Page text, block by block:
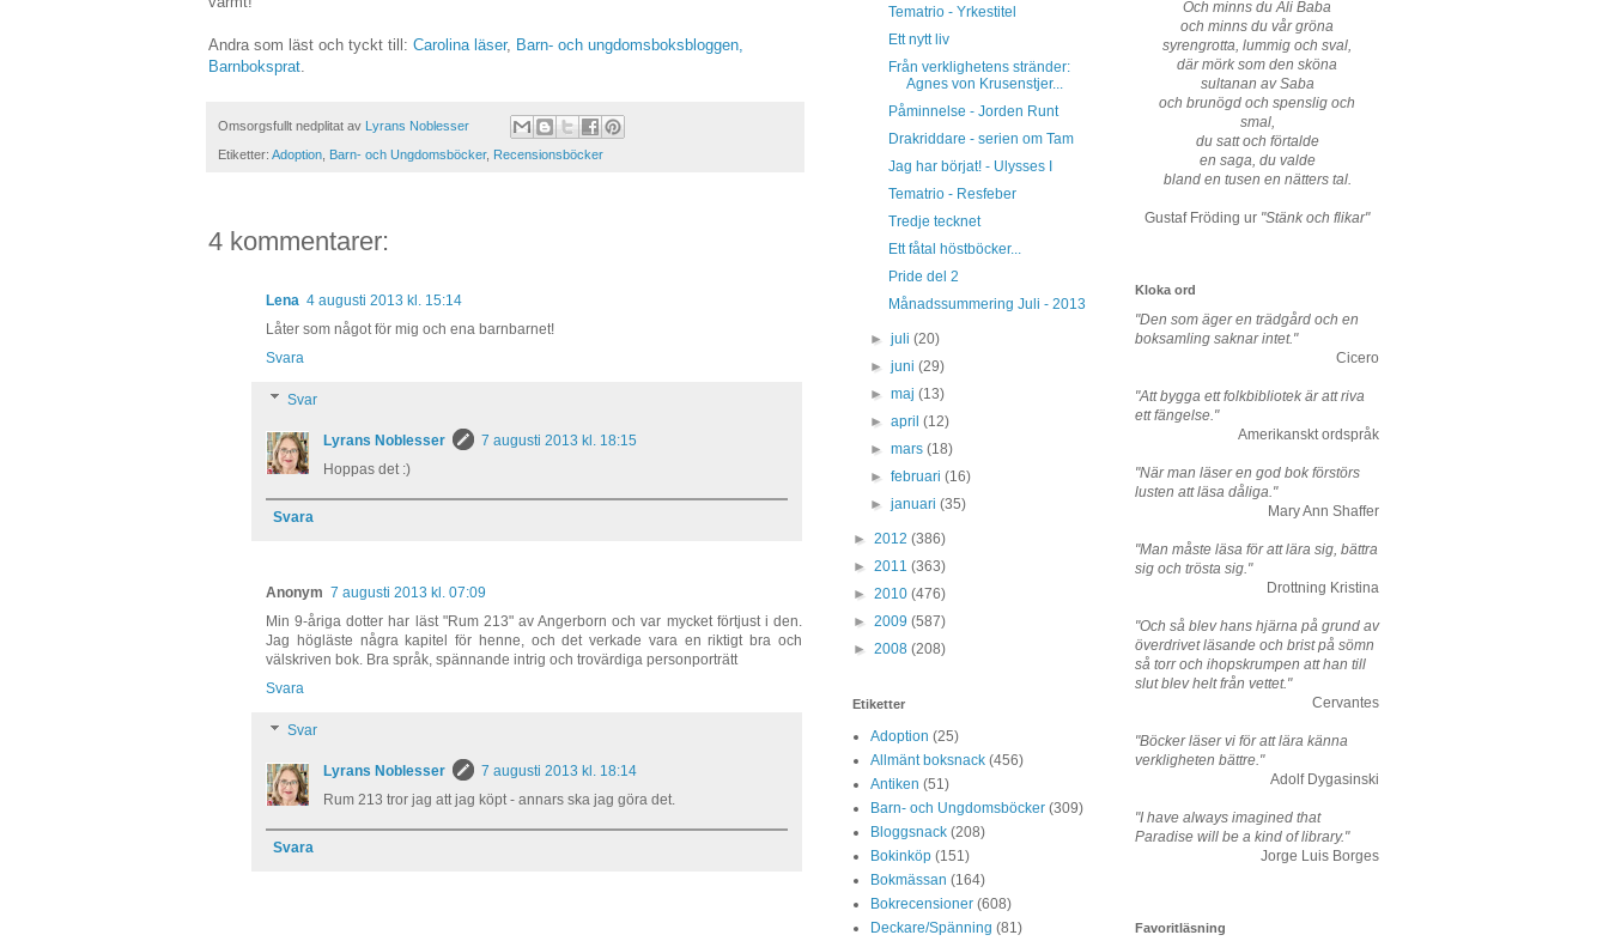
Andra som läst och tyckt till: Carolina läser, Barn- och ungdomsboksbloggen,
Barnboksprat.
Omsorgsfullt nedplitat av Lyrans Noblesser
Etiketter: Adoption Barn- och Ungdomsböcker, Recensionsböcker
4 kommentarer:
Lena 4 augusti 2013 kl. 15:14
Låter som något för mig och ena barnbarnet!
Svara
Svar
Lyrans Noblesser
7 augusti 2013 kl. 18:15
Hoppas det :)
Svara
Anonym 7 augusti 2013 kl. 07:09
Min 9-åriga dotter har läst "Rum 213" av Angerborn och var mycket förtjust i den.
Jag högläste några kapitel för henne, och det verkade vara en riktigt bra och
välskriven bok. Bra språk, spännande intrig och trovärdiga personporträtt
Svara
Svar
Lyrans Noblesser
7 augusti 2013 kl. 18:14
Rum 213 tror jag att jag köpt - annars ska jag göra det.
Svara
Tematrio - Yrkestitel
Ett nytt liv
Från verklighetens stränder:
Agnes von Krusenstjer...
Påminnelse - Jorden Runt
Drakriddare - serien om Tam
Jag har börjat! - Ulysses I
Tematrio - Resfeber
Tredje tecknet
Ett fåtal höstböcker...
Pride del 2
Månadssummering Juli - 2013
►juli(20)
►juni(29)
►maj(13)
►april(12)
►mars(18)
►februari(16)
►januari(35)
► 2012 (386)
► 2011 (363)
► 2010 (476)
► 2009 (587)
► 2008 (208)
Etiketter
Adoption (25)
Allmänt boksnack (456)
Antiken (51)
Barn- och Ungdomsböcker (309)
Bloggsnack (208)
Bokinköp (151)
Bokmässan (164)
Bokrecensioner (608)
Deckare/Spänning (81)
Och minns du Ali Baba
och minns du vår gröna
syrengrotta, lummig och sval,
där mörk som den sköna
sultanan av Saba
och brunögd och spenslig och
smal,
du satt och förtalde
en saga, du valde
bland en tusen en nätters tal.
Gustaf Fröding ur "Stänk och flikar"
Kloka ord
"Den som äger en trädgård och en
boksamling saknar intet."
Cicero
"Att bygga ett folkbibliotek är att riva
ett fängelse."
Amerikanskt ordspråk
"När man läser en god bok förstörs
lusten att läsa dåliga."
Mary Ann Shaffer
"Man måste läsa för att lära sig, bättra
sig och trösta sig."
Drottning Kristina
"Och så blev hans hjärna på grund av
överdrivet läsande och brist på sömn
så torr och ihopskrumpen att han till
slut blev helt från vettet."
Cervantes
"Böcker läser vi för att lära känna
verkligheten bättre."
Adolf Dygasinski
"I have always imagined that
Paradise will be a kind of library."
Jorge Luis Borges
Favoritläsning